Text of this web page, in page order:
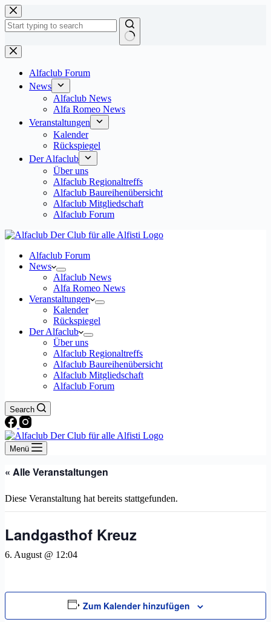
Zum
Inhalt
springen
Keine
Ergebnisse
Alfaclub Forum
News
Alfaclub News
Alfa Romeo News
Veranstaltungen
Kalender
Rückspiegel
Der Alfaclub
Über uns
Alfaclub Regionaltreffs
Alfaclub Baureihenübersicht
Alfaclub Mitgliedschaft
Alfaclub Forum
Alfaclub Forum
News
Alfaclub News
Alfa Romeo News
Veranstaltungen
Kalender
Rückspiegel
Der Alfaclub
Über uns
Alfaclub Regionaltreffs
Alfaclub Baureihenübersicht
Alfaclub Mitgliedschaft
Alfaclub Forum
Search
Menü
« Alle Veranstaltungen
Diese Veranstaltung hat bereits stattgefunden.
Landgasthof Kreuz
6. August @ 12:04
Zum Kalender hinzufügen